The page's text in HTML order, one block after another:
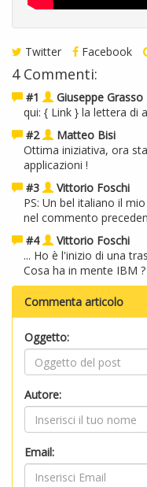
Twitter Facebook
4 Commenti:
#1 Giuseppe Grasso
qui: { Link } la lettera di
#2
Matteo Bisi
Ottima iniziativa, ora
applicazioni !
#3
Vittorio Foschi
PS: Un bel italiano il
nel commento
#4
Vittorio Foschi
... Ho è l'inizio di una
Cosa ha in mente IBM ?
Commenta articolo
Oggetto:
Autore:
Email: